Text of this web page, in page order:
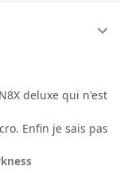
deluxe qui n'est
Enfin je sais pas